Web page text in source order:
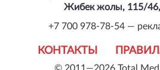
КОНТАКТЫ
Жибек жолы, 115/
+7 700 978-78-54 —